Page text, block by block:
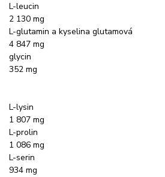
L-leucin
2 130 mg
L-glutamin a kyselina glutamová
4 847 mg
glycin
352 mg
L-lysin
1 807 mg
L-prolin
1 086 mg
L-serin
934 mg